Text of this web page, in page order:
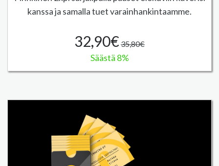
kanssa ja samalla tuet varainhankintaamme.
32,90€ 35,80€
Säästä 8%